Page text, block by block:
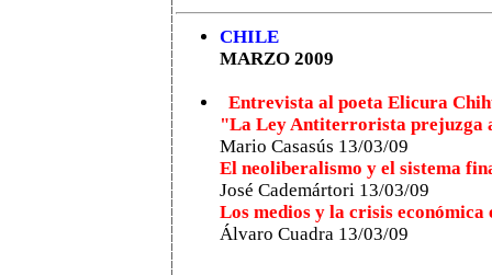
CHILE
MARZO 2009
Entrevista al poeta Elicura
"La Ley Antiterrorista prejuzga
Mario Casasús 13/03/09
El neoliberalismo y el sistema
José Cademártori 13/03/09
Los medios y la crisis económica
Álvaro Cuadra 13/03/09